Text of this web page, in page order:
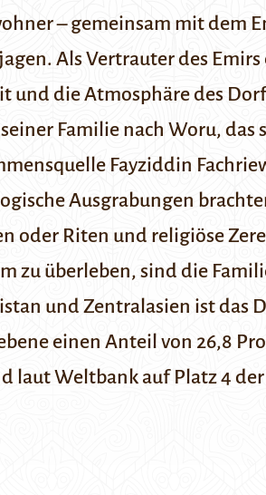
– gemeinsam mit dem
Als Vertrauter des
und die Atmosphäre des
Familie nach Woru, das
Fayziddin
Ausgrabungen
oder Riten und religiöse
zu überleben, sind die
und Zentralasien ist das
einen Anteil von 26,8
laut Weltbank auf Platz 4